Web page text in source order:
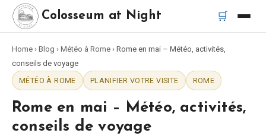
Colosseum at Night 🛒
Accueil
Meilleurs tours
Meilleurs tours de nuit du Colisée
Home › Blog › Météo à Rome › Rome en mai – Météo, activités,
conseils de voyage
MÉTÉO À ROME
PLANIFIER VOTRE VISITE ROME
Rome en mai – Météo, activités,
conseils de voyage